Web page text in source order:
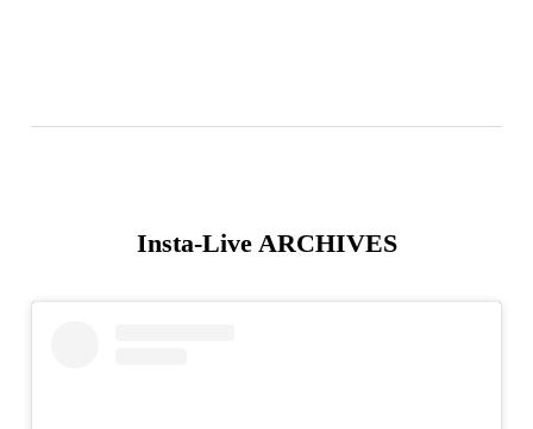
Insta-Live ARCHIVES